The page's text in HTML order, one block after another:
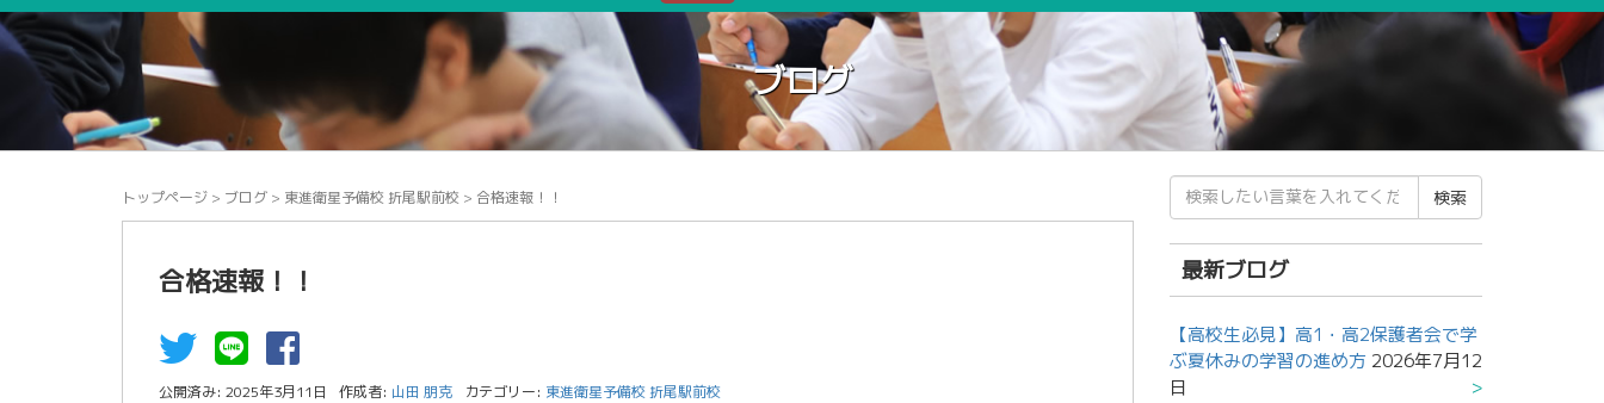
ブログ
トップページ > ブログ > 東進衛星予備校 折尾駅前校 > 合格速報！！
合格速報！！
公開済み: 2025年3月11日 作成者: 山田 朋克 カテゴリー: 東進衛星予備校 折尾駅前校
検
索
結
果:
最新ブログ
【高校生必見】高1・高2保護者会で学
ぶ夏休みの学習の進め方 2026年7月12
日